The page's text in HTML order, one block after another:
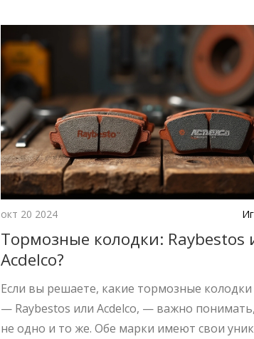
окт 20 2024
Тормозные колодки: Raybestos
Acdelco?
Если вы решаете, какие тормозные
— Raybestos или Acdelco, — важно
не одно и то же. Обе марки имеют свои